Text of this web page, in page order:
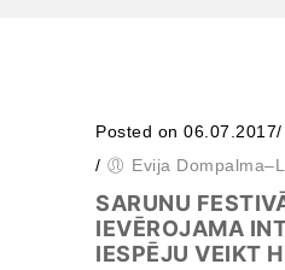
Posted on 06.07.2017/
/
Evija
SARUNU
IEVĒROJAMA
IESPĒJU VEIKT
paaugstinātas drošības
sīkfailu izmantošanai
nav nepieciešama jūsu
piekrišana.